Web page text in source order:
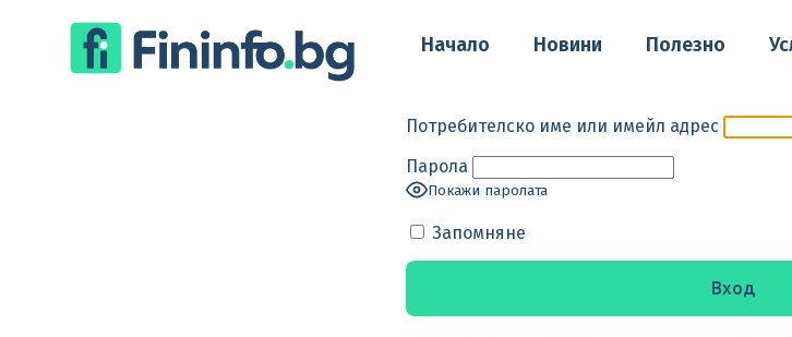
Начало Новини Полезно
Потребителско име или имейл адрес
Парола
Покажи паролата
Запомняне